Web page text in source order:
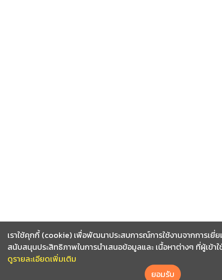
เราใช้คุกกี้ (cookie) เพื่อพัฒนาประสบการณ์การใช้งานจากการเยี่ย
สนับสนุนประสิทธิภาพในการนำเสนอข้อมูลและ เนื้อหาต่างๆ ที่ผู้เข้า
ดูรายละเอียดเพิ่มเติม
ยอมรับ